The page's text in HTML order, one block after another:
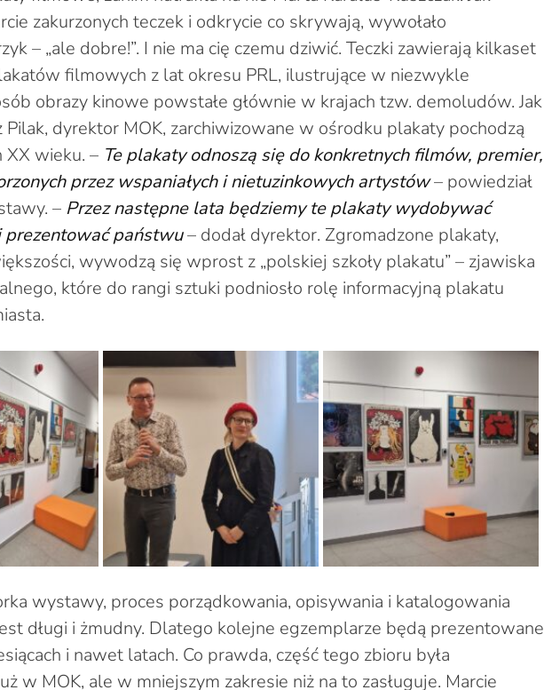
zakurzonych teczek i odkrycie co skrywają, wywołało
– „ale dobre!”. I nie ma cię czemu dziwić. Teczki zawierają kilkaset
filmowych z lat okresu PRL, ilustrujące w niezwykle
obrazy kinowe powstałe głównie w krajach tzw. demoludów. Jak
Pilak, dyrektor MOK, zarchiwizowane w ośrodku plakaty pochodzą
wieku. – Te plakaty odnoszą się do konkretnych filmów, premier,
przez wspaniałych i nietuzinkowych artystów– powiedział
– Przez następne lata będziemy te plakaty wydobywać
prezentować państwu– dodał dyrektor. Zgromadzone plakaty,
wywodzą się wprost z „polskiej szkoły plakatu” – zjawiska
które do rangi sztuki podniosło rolę informacyjną plakatu
wystawy, proces porządkowania, opisywania i katalogowania
długi i żmudny. Dlatego kolejne egzemplarze będą prezentowane
i nawet latach. Co prawda, część tego zbioru była
w MOK, ale w mniejszym zakresie niż na to zasługuje. Marcie